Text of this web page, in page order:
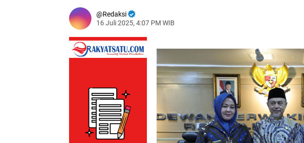
Redaksi
16 Juli 2025, 4:07 PM WIB